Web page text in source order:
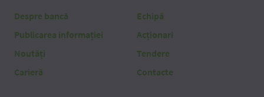
Despre bancă
Publicarea informației
Noutăți
Carieră
Echipă
Acționari
Tendere
Contacte